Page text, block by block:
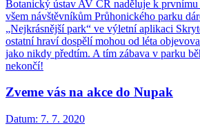
Botanický ústav AV ČR naděluje k
všem návštěvníkům Průhonického parku
„Nejkrásnější park“ ve výletní aplikaci
ostatní hraví dospělí mohou od léta
jako nikdy předtím. A tím zábava v parku
nekončí!
Zveme vás na akce do Nupak
Datum: 7. 7. 2020